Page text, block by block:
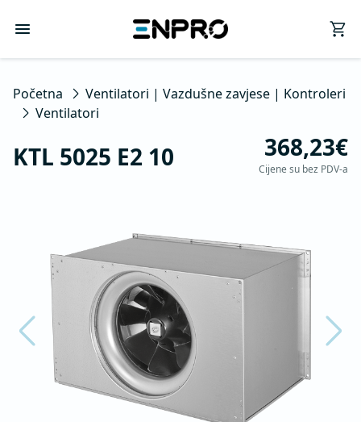
Početna
Ventilatori | Vazdušne zavjese | Kontroleri
Ventilatori
KTL 5025 E2 10 368,23€
Cijene su bez PDV-a